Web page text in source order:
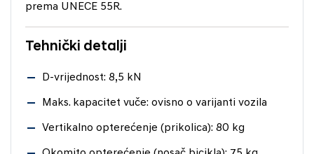
prema UNECE 55R.
Tehnički detalji
D-vrijednost: 8,5 kN
Maks. kapacitet vuče: ovisno o varijanti vozila
Vertikalno opterećenje (prikolica): 80 kg